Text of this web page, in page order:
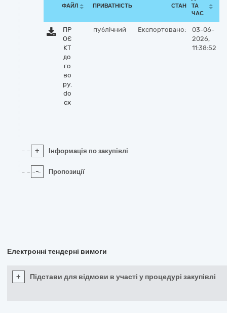
ФАЙЛ ПРИВАТНІСТЬ СТАН
ТА
ЧАС
ПР
ОЄ
КТ
до
го
во
ру.
do
cx
публічний Експортовано:
03-06-
2026,
11:38:52
+ Інформація по закупівлі
- Пропозиції
Електронні тендерні вимоги
+ Підстави для відмови в участі у процедурі закупівлі